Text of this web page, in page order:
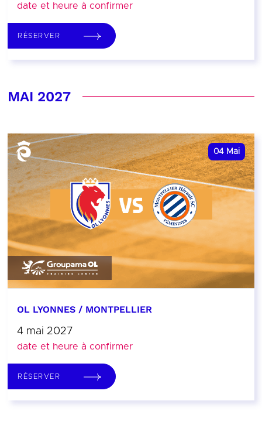
date et heure à confirmer
RÉSERVER
MAI 2027
04 Mai
OL LYONNES / MONTPELLIER
4 mai 2027
date et heure à confirmer
RÉSERVER